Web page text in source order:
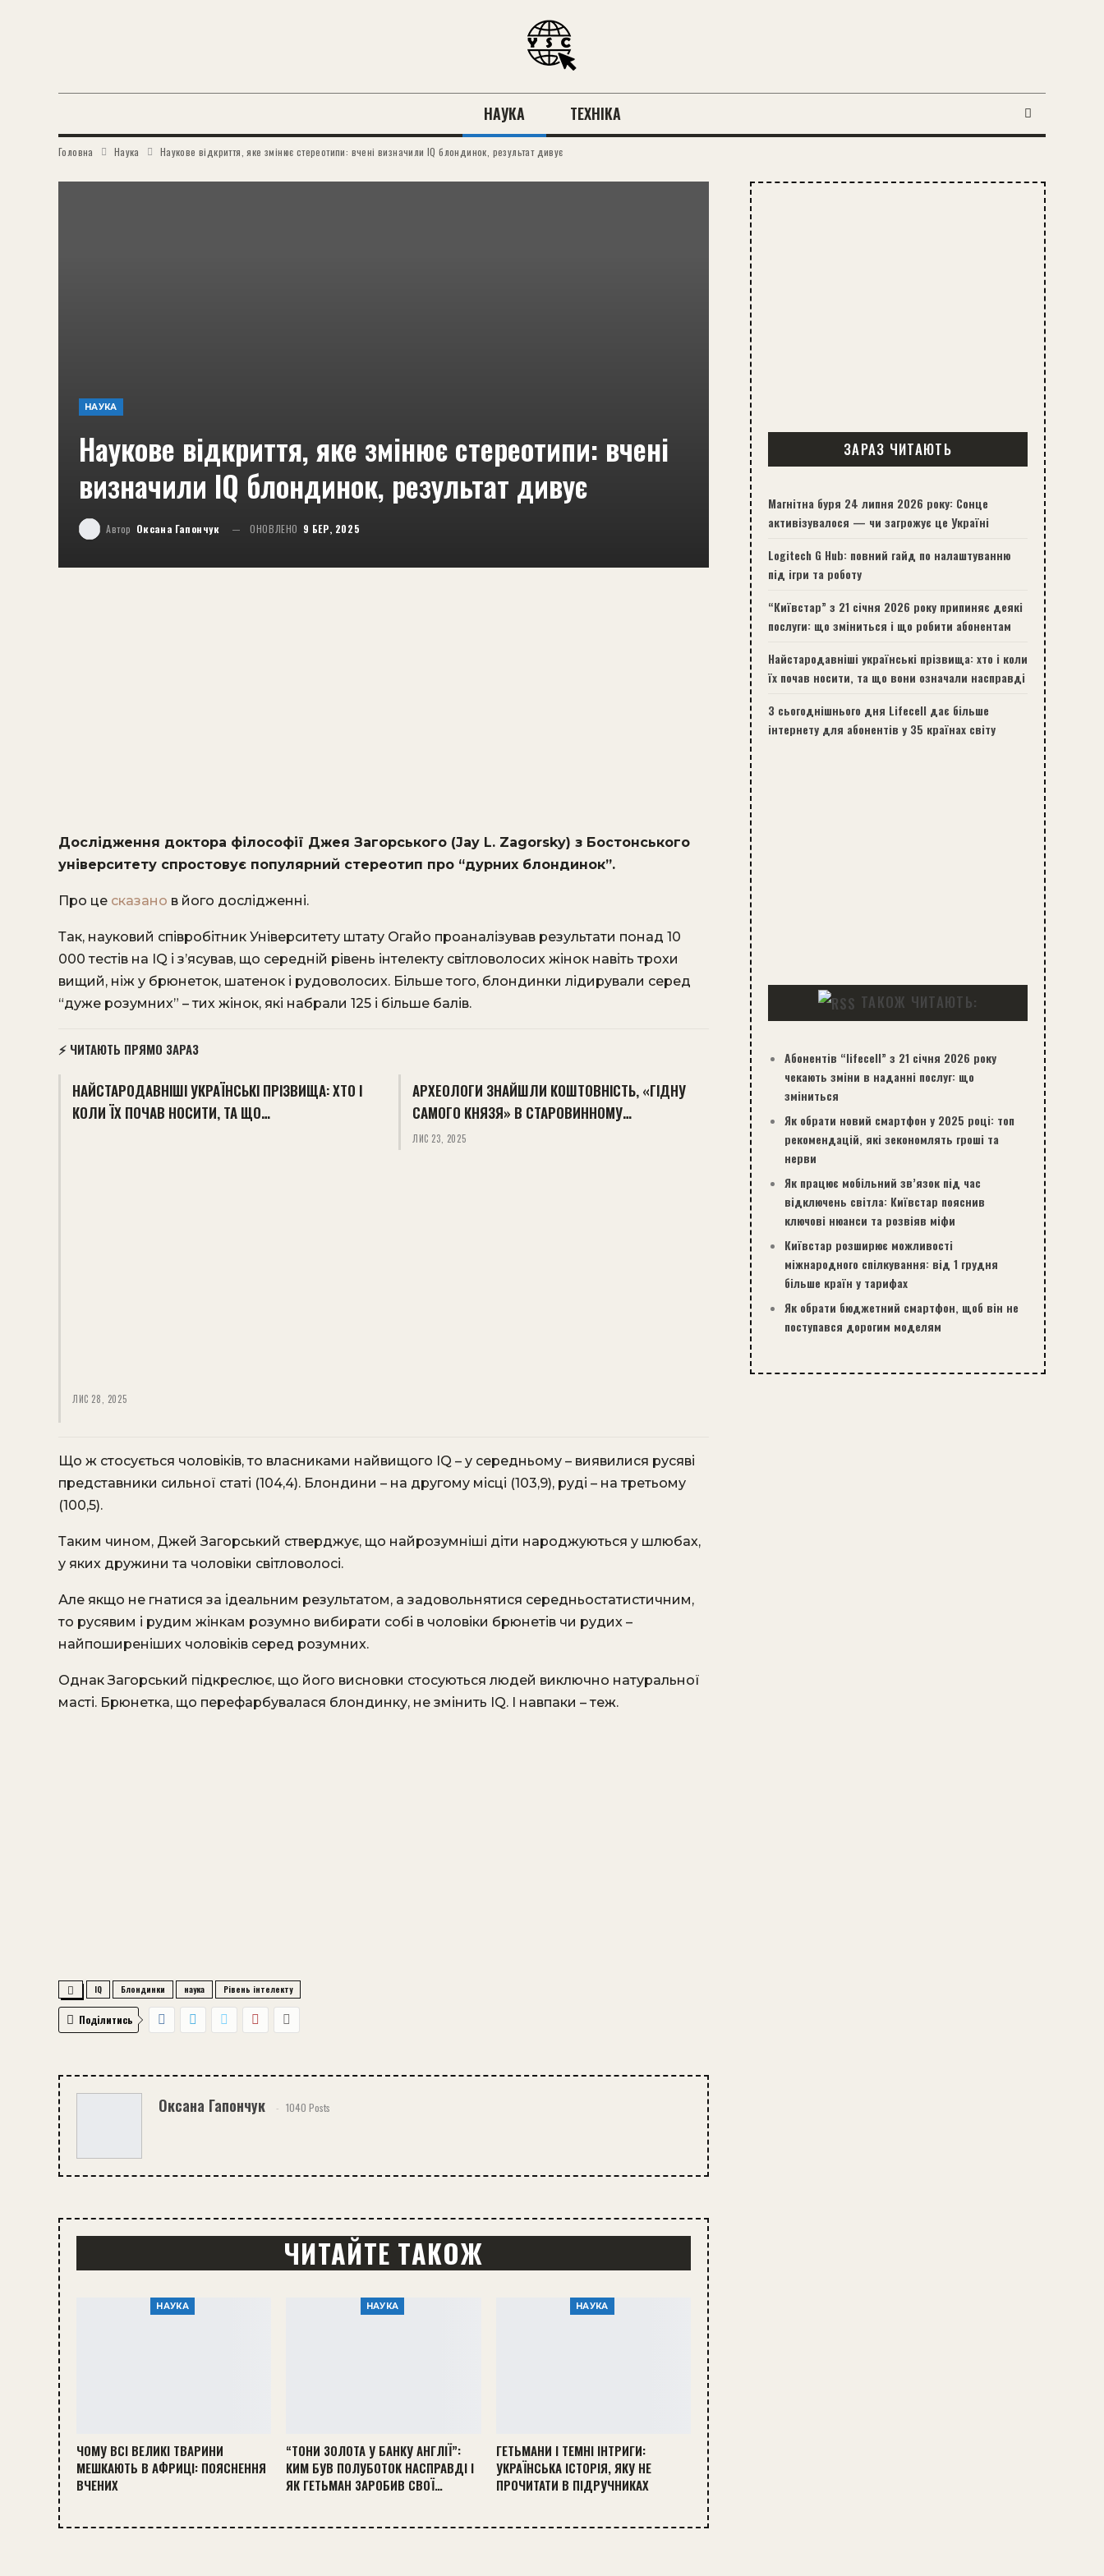
НАУКА ТЕХНІКА
Головна Наука Наукове відкриття, яке змінює стереотипи: вчені визначили IQ блондинок, результат дивує
НАУКА
Наукове відкриття, яке змінює стереотипи: вчені
визначили IQ блондинок, результат дивує
Автор Оксана Гапончук ОНОВЛЕНО 9 БЕР, 2025
Дослідження доктора філософії Джея Загорського (Jay L. Zagorsky) з Бостонського
університету спростовує популярний стереотип про “дурних блондинок”.
Про це сказано в його дослідженні.
Так, науковий співробітник Університету штату Огайо проаналізував результати понад 10
000 тестів на IQ і з’ясував, що середній рівень інтелекту світловолосих жінок навіть трохи
вищий, ніж у брюнеток, шатенок і рудоволосих. Більше того, блондинки лідирували серед
“дуже розумних” – тих жінок, які набрали 125 і більше балів.
⚡ ЧИТАЮТЬ ПРЯМО ЗАРАЗ
НАЙСТАРОДАВНІШІ УКРАЇНСЬКІ ПРІЗВИЩА: ХТО І
КОЛИ ЇХ ПОЧАВ НОСИТИ, ТА ЩО…
ЛИС 28, 2025
АРХЕОЛОГИ ЗНАЙШЛИ КОШТОВНІСТЬ, «ГІДНУ
САМОГО КНЯЗЯ» В СТАРОВИННОМУ…
ЛИС 23, 2025
Що ж стосується чоловіків, то власниками найвищого IQ – у середньому – виявилися русяві
представники сильної статі (104,4). Блондини – на другому місці (103,9), руді – на третьому
(100,5).
Таким чином, Джей Загорський стверджує, що найрозумніші діти народжуються у шлюбах,
у яких дружини та чоловіки світловолосі.
Але якщо не гнатися за ідеальним результатом, а задовольнятися середньостатистичним,
то русявим і рудим жінкам розумно вибирати собі в чоловіки брюнетів чи рудих –
найпоширеніших чоловіків серед розумних.
Однак Загорський підкреслює, що його висновки стосуються людей виключно натуральної
масті. Брюнетка, що перефарбувалася блондинку, не змінить IQ. І навпаки – теж.
IQ Блондинки наука Рівень інтелекту
Поділитись
Оксана Гапончук 1040 Posts
ЧИТАЙТЕ ТАКОЖ
НАУКА
ЧОМУ ВСІ ВЕЛИКІ ТВАРИНИ
МЕШКАЮТЬ В АФРИЦІ: ПОЯСНЕННЯ
ВЧЕНИХ
НАУКА
“ТОНИ ЗОЛОТА У БАНКУ АНГЛІЇ”:
КИМ БУВ ПОЛУБОТОК НАСПРАВДІ І
ЯК ГЕТЬМАН ЗАРОБИВ СВОЇ…
НАУКА
ГЕТЬМАНИ І ТЕМНІ ІНТРИГИ:
УКРАЇНСЬКА ІСТОРІЯ, ЯКУ НЕ
ПРОЧИТАТИ В ПІДРУЧНИКАХ
ЗАРАЗ ЧИТАЮТЬ
Магнітна буря 24 липня 2026 року: Сонце
активізувалося — чи загрожує це Україні
Logitech G Hub: повний гайд по налаштуванню
під ігри та роботу
“Київстар” з 21 січня 2026 року припиняє деякі
послуги: що зміниться і що робити абонентам
Найстародавніші українські прізвища: хто і коли
їх почав носити, та що вони означали насправді
З сьогоднішнього дня Lifecell дає більше
інтернету для абонентів у 35 країнах світу
ТАКОЖ ЧИТАЮТЬ:
Абонентів “lifecell” з 21 січня 2026 року
чекають зміни в наданні послуг: що
зміниться
Як обрати новий смартфон у 2025 році: топ
рекомендацій, які зекономлять гроші та
нерви
Як працює мобільний зв’язок під час
відключень світла: Київстар пояснив
ключові нюанси та розвіяв міфи
Київстар розширює можливості
міжнародного спілкування: від 1 грудня
більше країн у тарифах
Як обрати бюджетний смартфон, щоб він не
поступався дорогим моделям